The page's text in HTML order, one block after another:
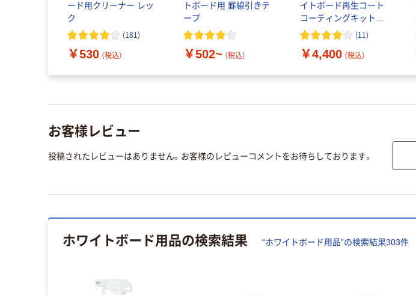
ード用クリーナー レッ
ク
(181)
￥530 （税込）
トボード用 罫線引きテ
ープ
￥502~ （税込）
イトボード再生コート
コーティングキット
40004-40 1セット
(11)
￥4,400 （税込）
お客様レビュー
投稿されたレビューはありません。お客様のレビューコメントをお待ちしております。
ホワイトボード用品の検索結果 “ホワイトボード用品”の検索結果303件